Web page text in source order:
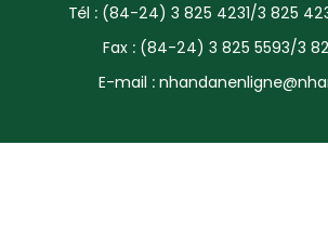
Tél : (84-24) 3 825 4231/3 825
Fax : (84-24) 3 825 5593/3
E-mail :